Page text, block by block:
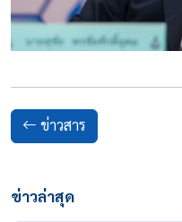
ข่าวสาร
ข่าวล่าสุด